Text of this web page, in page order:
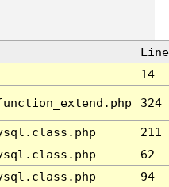
Line
14
324
211
62
94